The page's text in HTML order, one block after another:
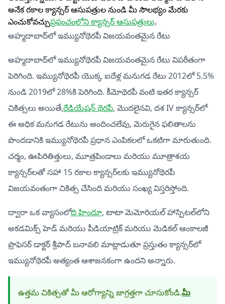
అనేక రకాల క్యాన్సర్ ఆసుపత్రుల నుండి మీ సౌలభ్యం మేరకు
ఎంచుకోవచ్చుప్రపంచంలోని క్యాన్సర్ ఆసుపత్రులు.
అహ్మదాబాద్‌లో ఇమ్యునోథెరపీ విజయవంతమైన రేటు
అహ్మదాబాద్‌లో ఇమ్యునోథెరపీ విజయవంతమైన రేటు విపరీతంగా
పెరిగింది. ఇమ్యునోథెరపీ యొక్క ఐదేళ్ల మనుగడ రేటు 2012లో 5.5%
నుండి 2019లో 28%కి పెరిగింది. కీమోథెరపీ వంటి ఇతర క్యాన్సర్
చికిత్సలు అయితే,రేడియేషన్ థెరపీ, మొదలైనవి, దశ IV క్యాన్సర్‌లో
ఈ అధిక మనుగడ రేటును అందించలేవు, మెరుగైన ఫలితాలను
పొందడానికి ఇమ్యునోథెరపీ ప్రధాన ఎంపికలలో ఒకటిగా మారుతుంది.
చర్మం, ఊపిరితిత్తులు, మూత్రపిండాలు మరియు మూత్రాశయ
క్యాన్సర్‌లతో సహా 15 రకాల క్యాన్సర్‌లకు ఇమ్యునోథెరపీ
విజయవంతంగా చికిత్స చేసింది మరియు సంఖ్య విస్తరిస్తోంది.
ద్వారా ఒక వ్యాసంలోది హిందూ, టాటా మెమోరియల్ హాస్పిటల్‌లోని
అకడమిక్స్ హెడ్ మరియు పీడియాట్రిక్ మరియు మెడికల్ ఆంకాలజీ
ప్రొఫెసర్ డాక్టర్ శ్రీపాద్ బనావలి మాట్లాడుతూ ప్రస్తుతం క్యాన్సర్‌లో
ఇమ్యునోథెరపీ అత్యంత ఆశాజనకంగా ఉందని అన్నారు.
ఉత్తమ చికిత్సతో మీ ఆరోగ్యాన్ని జాగ్రత్తగా చూసుకోండి.మీ